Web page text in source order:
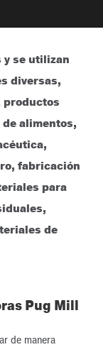
y se utilizan
diversas,
productos
alimentos,
fabricación
para
de
Pug Mill
de manera